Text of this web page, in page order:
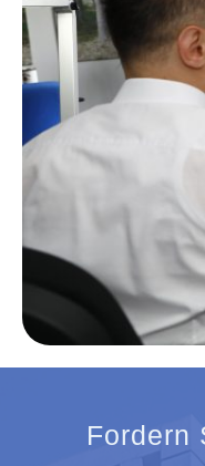
Fordern